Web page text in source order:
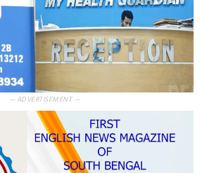
— ADVERTISEMENT —